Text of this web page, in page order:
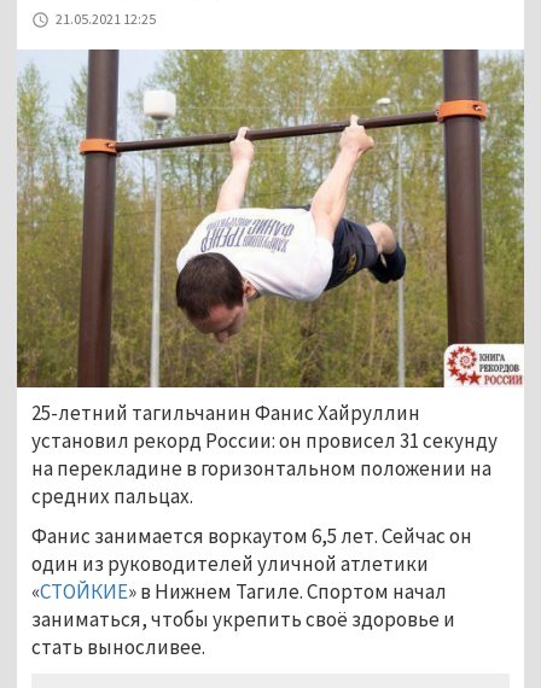
21.05.2021 12:25
25-летний тагильчанин Фанис Хайруллин
установил рекорд России: он провисел 31 секунду
на перекладине в горизонтальном положении на
средних пальцах.
Фанис занимается воркаутом 6,5 лет. Сейчас он
один из руководителей уличной атлетики
«СТОЙКИЕ» в Нижнем Тагиле. Спортом начал
заниматься, чтобы укрепить своё здоровье и
стать выносливее.